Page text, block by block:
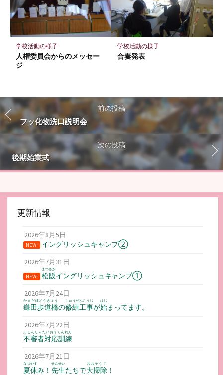
学校活動の様子
人権委員会からのメッセー
ジ
学校活動の様子
合奏発表
前の投稿
フッ化物洗口説明会
次の投稿
後期始業式
更新情報
2026年8月5日
NEW!
イングリッシュキャンプ②
2026年7月31日
NEW! 松阪
まつさか
イングリッシュキャンプ①
2026年7月24日
鎌田歩道橋
かまだほどうきょう
の修繕工事
しゅうぜんこうじ
が始
はじ
まってます。
2026年7月22日
不審者対応訓練
ふしんしゃたいおうくんれん
2026年7月21日
夏休
なつやす
み！ 先生
せんせい
たちで大掃除
おおそうじ
！